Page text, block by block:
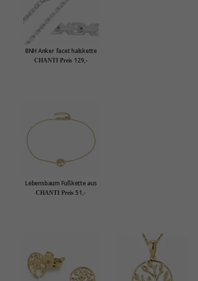
BNH Anker facet halskette
aus Silber 60 cm x 2,1 mm
CHANTI Preis 129,-
Lebensbaum Fußkette aus
vergoldetem Sterlingsilber
CHANTI Preis 51,-